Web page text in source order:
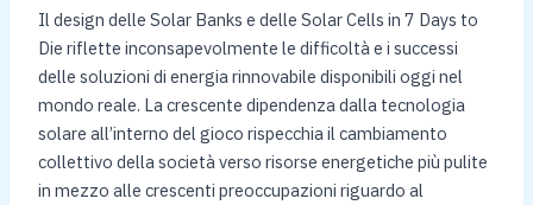
Il design delle Solar Banks e delle Solar Cells in 7 Days to
Die riflette inconsapevolmente le difficoltà e i successi
delle soluzioni di energia rinnovabile disponibili oggi nel
mondo reale. La crescente dipendenza dalla tecnologia
solare all’interno del gioco rispecchia il cambiamento
collettivo della società verso risorse energetiche più pulite
in mezzo alle crescenti preoccupazioni riguardo al